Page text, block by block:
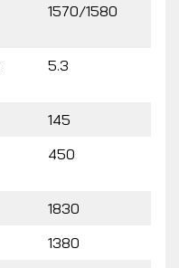
1570/1580
5.3
145
450
1830
1380